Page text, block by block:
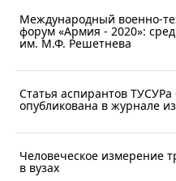
Международный военно-
форум «Армия - 2020»:
им. М.Ф. Решетнева
Статья аспирантов ТУСУРа
опубликована в журнале
Человеческое измерение
в вузах